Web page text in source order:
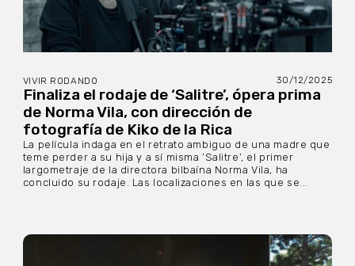
VIVIR RODANDO 30/12/2025
Finaliza el rodaje de ‘Salitre’, ópera prima
de Norma Vila, con dirección de
fotografía de Kiko de la Rica
La película indaga en el retrato ambiguo de una madre que
teme perder a su hija y a sí misma ‘Salitre’, el primer
largometraje de la directora bilbaína Norma Vila, ha
concluido su rodaje. Las localizaciones en las que se...